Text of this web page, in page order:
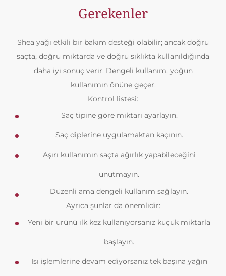
Gerekenler
Shea yağı etkili bir bakım desteği olabilir; ancak doğru
saçta, doğru miktarda ve doğru sıklıkta kullanıldığında
daha iyi sonuç verir. Dengeli kullanım, yoğun
kullanımın önüne geçer.
Kontrol listesi:
Saç tipine göre miktarı ayarlayın.
Saç diplerine uygulamaktan kaçının.
Aşırı kullanımın saçta ağırlık yapabileceğini
unutmayın.
Düzenli ama dengeli kullanım sağlayın.
Ayrıca şunlar da önemlidir:
Yeni bir ürünü ilk kez kullanıyorsanız küçük miktarla
başlayın.
Isı işlemlerine devam ediyorsanız tek başına yağın